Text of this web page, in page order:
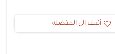
أضف الى المفضله